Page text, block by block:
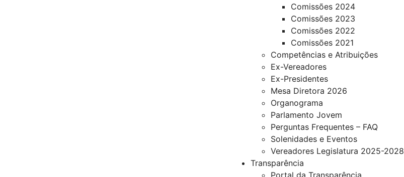
Comissões 2024
Comissões 2023
Comissões 2022
Comissões 2021
Competências e Atribuições
Ex-Vereadores
Ex-Presidentes
Mesa Diretora 2026
Organograma
Parlamento Jovem
Perguntas Frequentes – FAQ
Solenidades e Eventos
Vereadores Legislatura 2025-2028
Transparência
Portal da Transparência